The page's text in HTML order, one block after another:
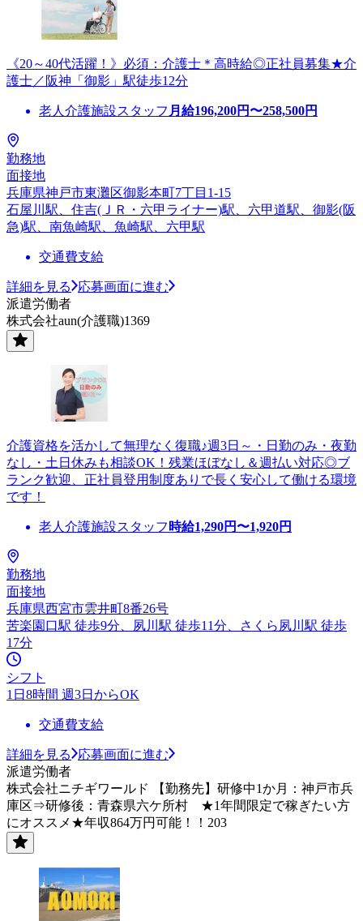
《20～40代活躍！》必須：介護士＊高時給◎正社員募集★介
護士／阪神「御影」駅徒歩12分
老人介護施設スタッフ 月給196,200円〜258,500円
勤務地
面接地
兵庫県神戸市東灘区御影本町7丁目1-15
石屋川駅、住吉(ＪＲ・六甲ライナー)駅、六甲道駅、御影(阪
急)駅、南魚崎駅、魚崎駅、六甲駅
交通費支給
詳細を見る
応募画面に進む
派遣労働者
株式会社aun(介護職)1369
介護資格を活かして無理なく復職♪週3日～・日勤のみ・夜勤
なし・土日休みも相談OK！残業ほぼなし＆週払い対応◎ブ
ランク歓迎、正社員登用制度ありで長く安心して働ける環境
です！
老人介護施設スタッフ 時給1,290円〜1,920円
勤務地
面接地
兵庫県西宮市雲井町8番26号
苦楽園口駅 徒歩9分、夙川駅 徒歩11分、さくら夙川駅 徒歩
17分
シフト
1日8時間 週3日からOK
交通費支給
詳細を見る
応募画面に進む
派遣労働者
株式会社ニチギワールド 【勤務先】研修中1か月：神戸市兵
庫区⇒研修後：青森県六ケ所村 ★1年間限定で稼ぎたい方
にオススメ★年収864万円可能！！203